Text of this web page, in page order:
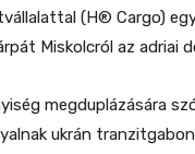
(H® Cargo)
Miskolcról az adriai
megduplázására
ukrán